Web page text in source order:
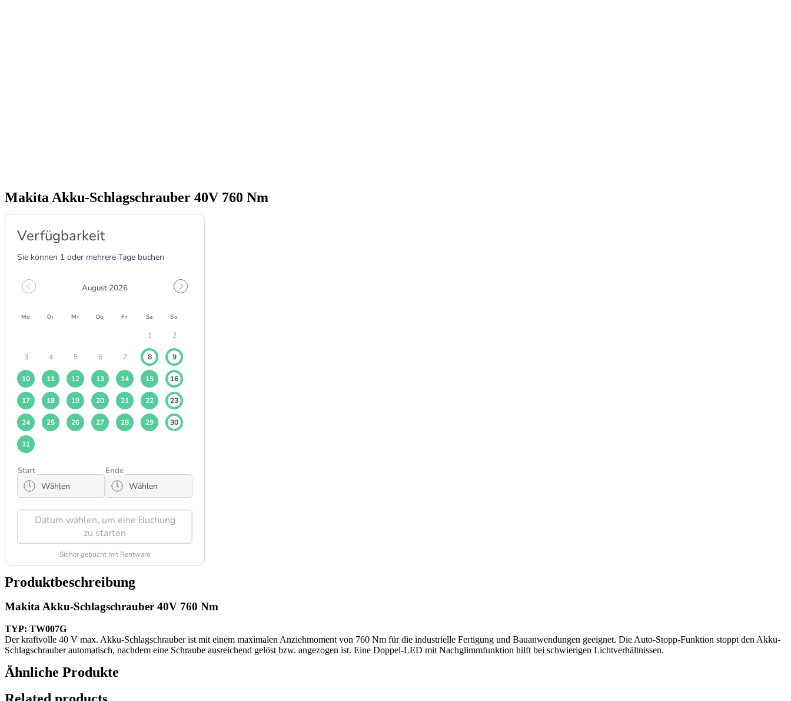
Makita Akku-Schlagschrauber 40V 760 Nm
Produktbeschreibung
Makita Akku-Schlagschrauber 40V 760 Nm
TYP: TW007G
Der kraftvolle 40 V max. Akku-Schlagschrauber ist mit einem maximalen Anziehmoment von 760 Nm für die industrielle Fertigung und Bauanwendungen geeignet. Die Auto-Stopp-Funktion stoppt den Akku-
Schlagschrauber automatisch, nachdem eine Schraube ausreichend gelöst bzw. angezogen ist. Eine Doppel-LED mit Nachglimmfunktion hilft bei schwierigen Lichtverhältnissen.
Ähnliche Produkte